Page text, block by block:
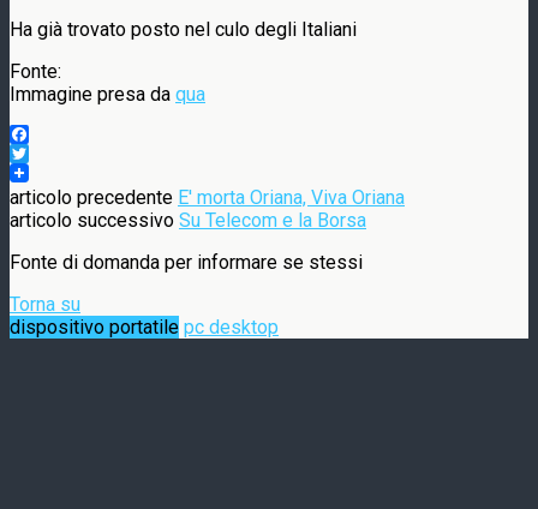
Ha già trovato posto nel culo degli Italiani
Fonte:
Immagine presa da qua
Facebook
Twitter
articolo precedente E' morta Oriana, Viva Oriana
articolo successivo Su Telecom e la Borsa
Fonte di domanda per informare se stessi
Torna su
dispositivo portatile pc desktop